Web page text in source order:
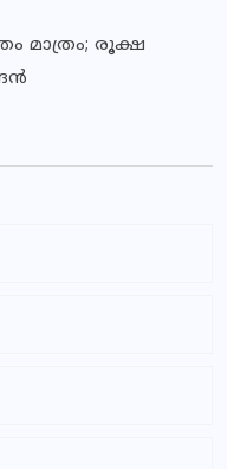
മാത്രം; രൂക്ഷ